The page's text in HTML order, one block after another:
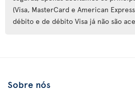
(Visa, MasterCard e American
débito e de débito Visa já não são
Sobre nós